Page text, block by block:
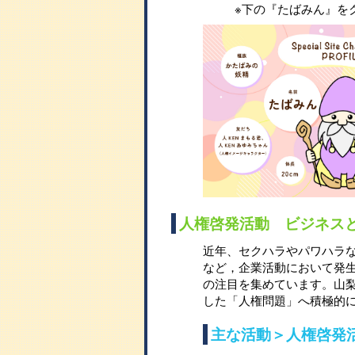
※下の『たばみん』を
人権啓発活動 ビジネス
近年、セクハラやパワハラ
など，企業活動において発
の注目を集めています。山
した「人権問題」へ積極的
主な活動＞人権啓発